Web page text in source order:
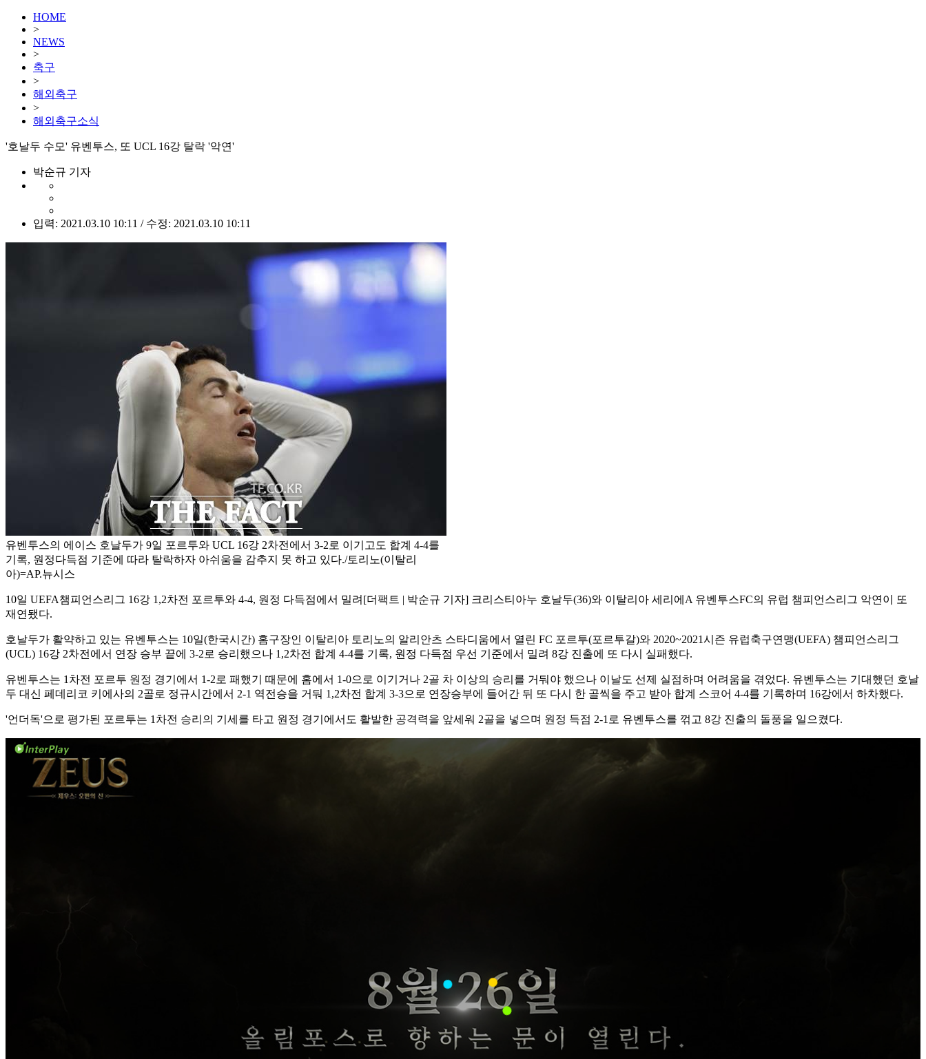
HOME
>
NEWS
>
축구
>
해외축구
>
해외축구소식
'호날두 수모' 유벤투스, 또 UCL 16강 탈락 '악연'
박순규 기자
입력: 2021.03.10 10:11 / 수정: 2021.03.10 10:11
유벤투스의 에이스 호날두가 9일 포르투와 UCL 16강 2차전에서 3-2로 이기고도 합계 4-4를
기록, 원정다득점 기준에 따라 탈락하자 아쉬움을 감추지 못 하고 있다./토리노(이탈리
아)=AP.뉴시스
10일 UEFA챔피언스리그 16강 1,2차전 포르투와 4-4, 원정 다득점에서 밀려 [더팩트 | 박순규 기자] 크리스티아누 호날두(36)와 이탈리아 세리에A 유벤투스FC의 유럽 챔피언스리그 악연이 또
재연됐다.
호날두가 활약하고 있는 유벤투스는 10일(한국시간) 홈구장인 이탈리아 토리노의 알리안츠 스타디움에서 열린 FC 포르투(포르투갈)와 2020~2021시즌 유럽축구연맹(UEFA) 챔피언스리그
(UCL) 16강 2차전에서 연장 승부 끝에 3-2로 승리했으나 1,2차전 합계 4-4를 기록, 원정 다득점 우선 기준에서 밀려 8강 진출에 또 다시 실패했다.
유벤투스는 1차전 포르투 원정 경기에서 1-2로 패했기 때문에 홈에서 1-0으로 이기거나 2골 차 이상의 승리를 거둬야 했으나 이날도 선제 실점하며 어려움을 겪었다. 유벤투스는 기대했던 호날
두 대신 페데리코 키에사의 2골로 정규시간에서 2-1 역전승을 거둬 1,2차전 합계 3-3으로 연장승부에 들어간 뒤 또 다시 한 골씩을 주고 받아 합계 스코어 4-4를 기록하며 16강에서 하차했다.
'언더독'으로 평가된 포르투는 1차전 승리의 기세를 타고 원정 경기에서도 활발한 공격력을 앞세워 2골을 넣으며 원정 득점 2-1로 유벤투스를 꺾고 8강 진출의 돌풍을 일으켰다.